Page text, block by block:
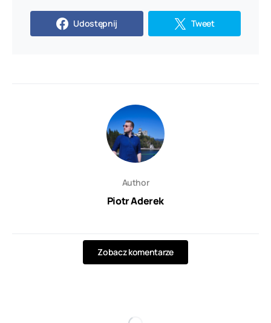
Udostępnij Tweet
Author
Piotr Aderek
Zobacz komentarze